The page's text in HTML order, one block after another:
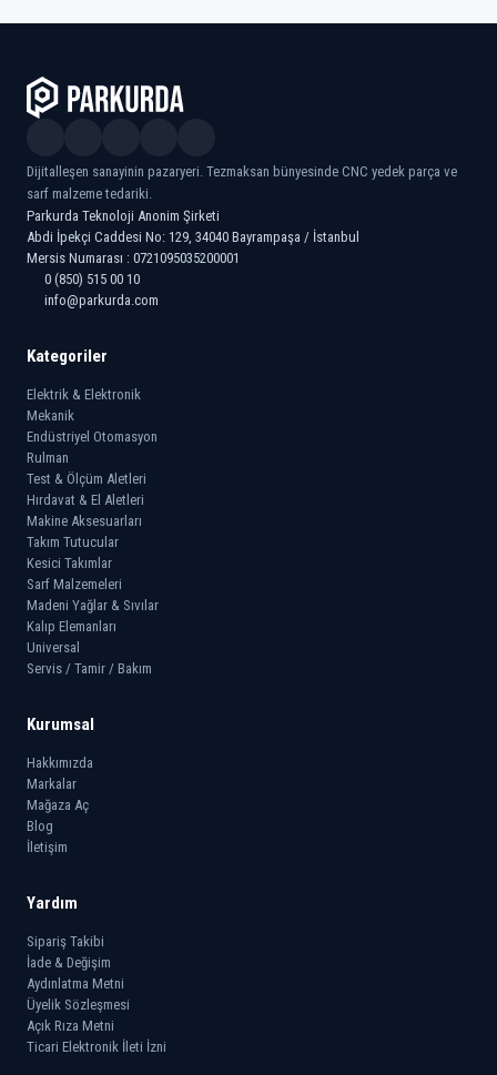
Dijitalleşen sanayinin pazaryeri. Tezmaksan bünyesinde CNC yedek parça ve
sarf malzeme tedariki.
Parkurda Teknoloji Anonim Şirketi
Abdi İpekçi Caddesi No: 129, 34040 Bayrampaşa / İstanbul
Mersis Numarası : 0721095035200001
0 (850) 515 00 10
info@parkurda.com
Kategoriler
Elektrik & Elektronik
Mekanik
Endüstriyel Otomasyon
Rulman
Test & Ölçüm Aletleri
Hırdavat & El Aletleri
Makine Aksesuarları
Takım Tutucular
Kesici Takımlar
Sarf Malzemeleri
Madeni Yağlar & Sıvılar
Kalıp Elemanları
Universal
Servis / Tamir / Bakım
Kurumsal
Hakkımızda
Markalar
Mağaza Aç
Blog
İletişim
Yardım
Sipariş Takibi
İade & Değişim
Aydınlatma Metni
Üyelik Sözleşmesi
Açık Rıza Metni
Ticari Elektronik İleti İzni